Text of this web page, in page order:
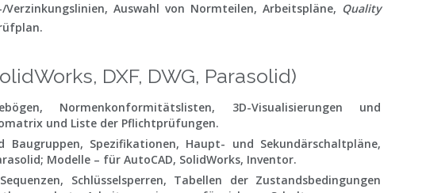
Auswahl von Normteilen, Arbeitspläne, Quality
DXF, DWG, Parasolid)
Normenkonformitätslisten, 3D-Visualisierungen und
und Liste der Pflichtprüfungen.
Baugruppen, Spezifikationen, Haupt- und Sekundärschaltpläne,
Modelle – für AutoCAD, SolidWorks, Inventor.
Schlüsselsperren, Tabellen der Zustandsbedingungen